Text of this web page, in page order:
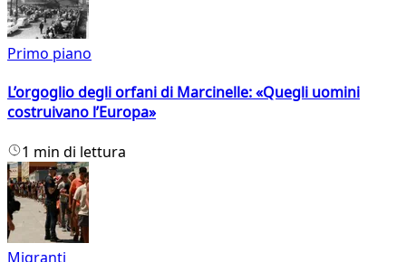
Primo piano
L’orgoglio degli orfani di Marcinelle: «Quegli uomini
costruivano l’Europa»
1 min di lettura
Migranti